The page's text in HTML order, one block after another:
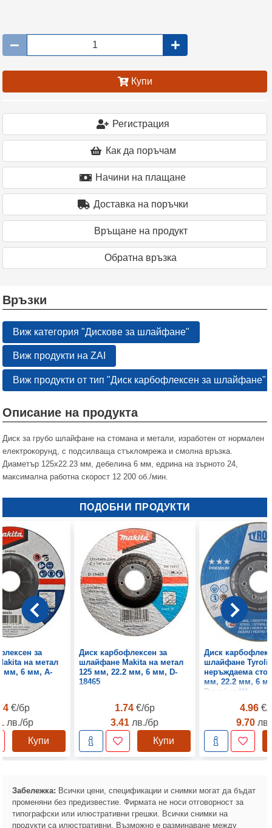
Купи
Регистрация
Как да поръчам
Начини на плащане
Доставка на поръчки
Връщане на продукт
Oбратна връзка
Връзки
Виж категория "Дискове за шлайфане"
Виж продукти на ZAI
Виж продукти от тип "Диск карбофлексен за шлайфане"
Описание на продукта
Диск за грубо шлайфане на стомана и метали, изработен от нормален
електрокорунд, с подсилваща стъкломрежа и смолна връзка.
Диаметър 125х22.23 мм, дебелина 6 мм, едрина на зърното 24,
максимална работна скорост 12 200 об./мин.
ПОДОБНИ ПРОДУКТИ
за
на метал
мм, 6 мм, A-
€/бр
лв./бр
Купи
Диск карбофлексен за
шлайфане Makita на метал
125 мм, 22.2 мм, 6 мм, D-
18465
1.74 €/бр
3.41 лв./бр
Купи
Диск
шлайфане Tyrolit
неръждаема
мм, 22.2 мм, 6
Premium***
4.96€/
9.70
Забележка: Всички цени, спецификации и снимки могат да бъдат
променяни без предизвестие. Фирмата не носи отговорност за
типографски или илюстративни грешки. Всички снимки на
продукти са илюстративни. Възможно е разминаване между